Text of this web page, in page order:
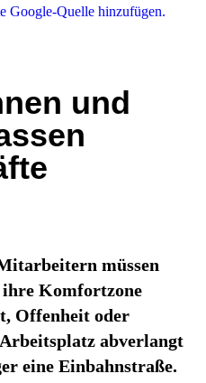
Google-Quelle hinzufügen.
und
müssen
Komfortzone
Offenheit oder
abverlangt
eine Einbahnstraße.